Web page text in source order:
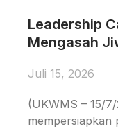
Leadership
Mengasah
Juli 15, 2026
(UKWMS – 15/
mempersiapkan